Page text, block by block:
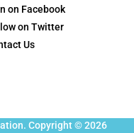
on Facebook
on Twitter
Us
Copyright © 2026